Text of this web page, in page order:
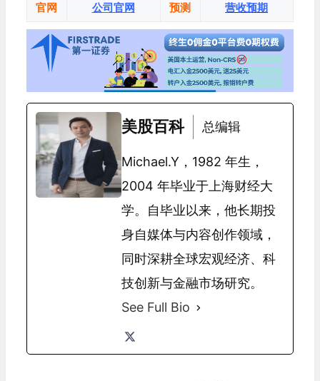
官网 公司官网 预测 营收预期
美股百科 总编辑
Michael.Y，1982 年生，
2004 年毕业于上海财经大
学。自毕业以来，他长期投
身自媒体与内容创作领域，
同时深耕全球宏观经济、科
技创新与金融市场研究。
See Full Bio